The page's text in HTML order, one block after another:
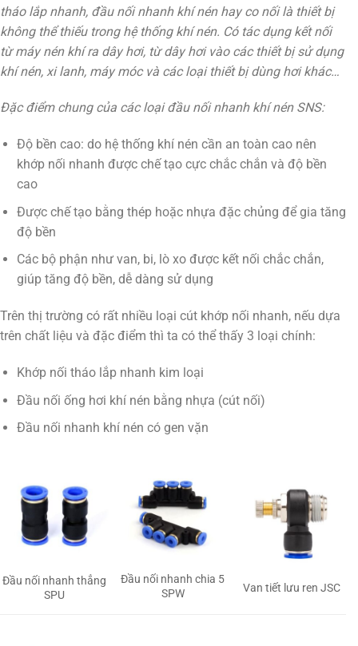
tháo lắp nhanh, đầu nối nhanh khí nén hay co nối là thiết bị
không thể thiếu trong hệ thống khí nén. Có tác dụng kết nối
từ máy nén khí ra dây hơi, từ dây hơi vào các thiết bị sử dụng
khí nén, xi lanh, máy móc và các loại thiết bị dùng hơi khác…
Đặc điểm chung của các loại đầu nối nhanh khí nén SNS:
Độ bền cao: do hệ thống khí nén cần an toàn cao nên
khớp nối nhanh được chế tạo cực chắc chắn và độ bền
cao
Được chế tạo bằng thép hoặc nhựa đặc chủng để gia tăng
độ bền
Các bộ phận như van, bi, lò xo được kết nối chắc chắn,
giúp tăng độ bền, dễ dàng sử dụng
Trên thị trường có rất nhiều loại cút khớp nối nhanh, nếu dựa
trên chất liệu và đặc điểm thì ta có thể thấy 3 loại chính:
Khớp nối tháo lắp nhanh kim loại
Đầu nối ống hơi khí nén bằng nhựa (cút nối)
Đầu nối nhanh khí nén có gen vặn
Đầu nối nhanh thẳng
SPU
Đầu nối nhanh chia 5
SPW
Van tiết lưu ren JSC